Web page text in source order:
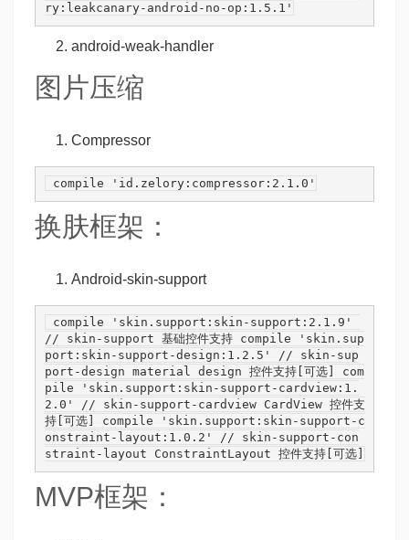
ry:leakcanary-android-no-op:1.5.1'
android-weak-handler
图片压缩
Compressor
compile 'id.zelory:compressor:2.1.0'
换肤框架：
Android-skin-support
compile
'skin.support:skin-support:2.1.9'
// skin-support 基础控件支持 compile
'skin.sup
port:skin-support-design:1.2.5'
// skin-sup
port-design material design 控件支持[可选]
com
pile
'skin.support:skin-support-cardview:1.
2.0'
// skin-support-cardview CardView 控件支
持[可选]
compile
'skin.support:skin-support-c
onstraint-layout:1.0.2'
// skin-support-con
straint-layout ConstraintLayout 控件支持[可选]
MVP框架：